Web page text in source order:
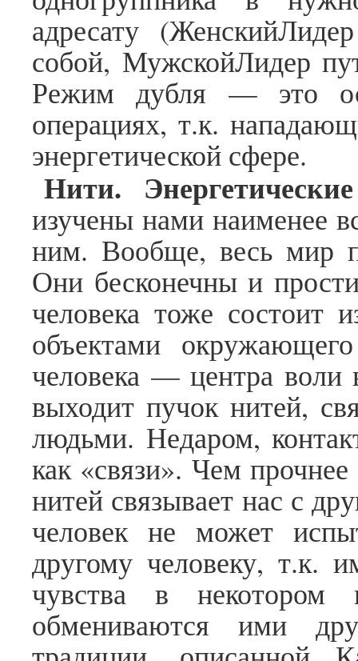
адресату
собой, МужскойЛидер
Режим дубля — это
операциях, т.к.
энергетической сфере.
Нити.
изучены нами наименее
ним. Вообще, весь мир
Они бесконечны и
человека тоже состоит
объектами
человека — центра воли
выходит пучок нитей,
людьми. Недаром,
как «связи». Чем
нитей связывает нас с
человек не может
другому человеку, т.к.
чувства в
обмениваются ими